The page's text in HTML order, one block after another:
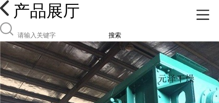
产品展厅
搜索